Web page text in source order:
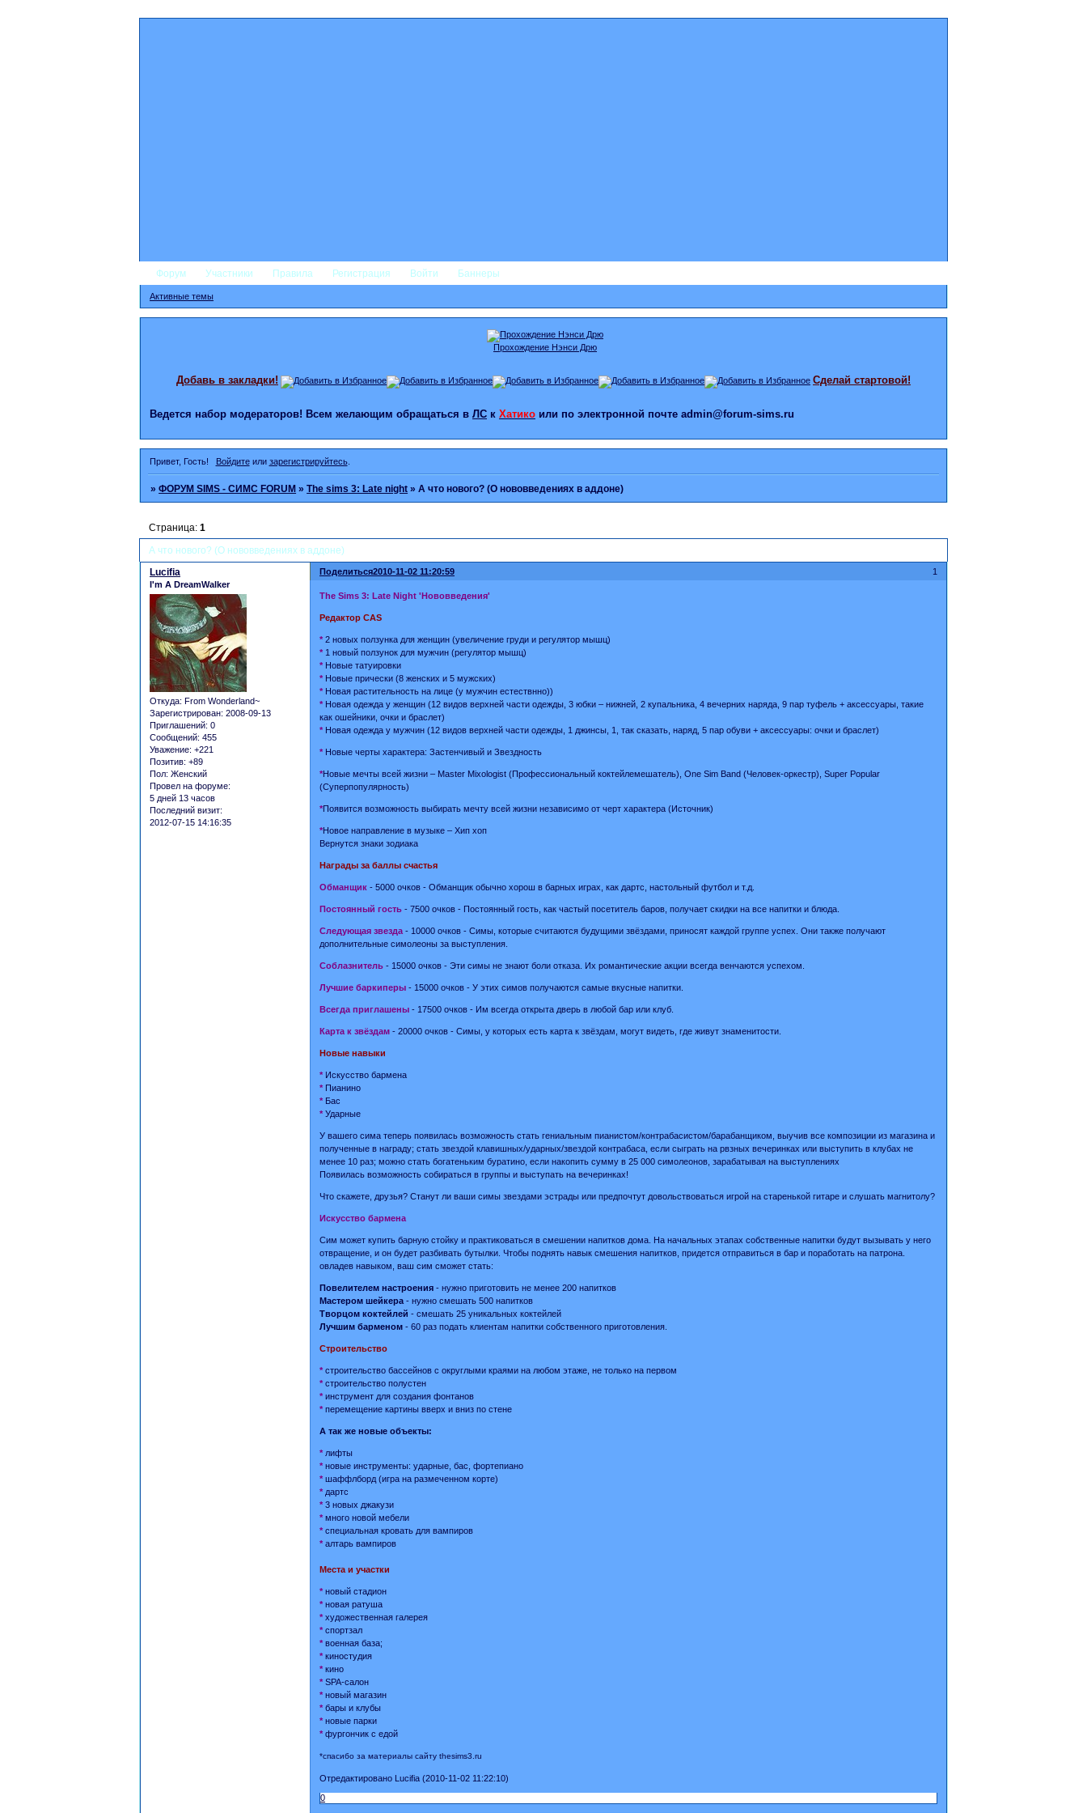
Форум Участники Правила Регистрация Войти Баннеры
Активные темы
Прохождение Нэнси Дрю
Добавь в закладки! Сделай стартовой!
Ведется набор модераторов! Всем желающим обращаться в ЛС к Хатико или по электронной почте admin@forum-sims.ru
Привет, Гость! Войдитеили зарегистрируйтесь.
»ФОРУМ SIMS - СИМС FORUM »The sims 3: Late night »А что нового? (О нововведениях в аддоне)
А что нового? (О нововведениях в аддоне)
Страница:1
Поделиться 1
2010-11-02 11:20:59
Lucifia
I'm A DreamWalker
Откуда: From Wonderland~
Зарегистрирован: 2008-09-13
Приглашений: 0
Сообщений: 455
Уважение: +221
Позитив: +89
Пол: Женский
Провел на форуме:
5 дней 13 часов
Последний визит:
2012-07-15 14:16:35
The Sims 3: Late Night 'Нововведения'
Редактор CAS
* 2 новых ползунка для женщин (увеличение груди и регулятор мышц)
* 1 новый ползунок для мужчин (регулятор мышц)
* Новые татуировки
* Новые прически (8 женских и 5 мужских)
* Новая растительность на лице (у мужчин естествнно))
* Новая одежда у женщин (12 видов верхней части одежды, 3 юбки – нижней, 2 купальника, 4 вечерних наряда, 9 пар туфель + аксессуары, такие
как ошейники, очки и браслет)
* Новая одежда у мужчин (12 видов верхней части одежды, 1 джинсы, 1, так сказать, наряд, 5 пар обуви + аксессуары: очки и браслет)
* Новые черты характера: Застенчивый и Звездность
*Новые мечты всей жизни – Master Mixologist (Профессиональный коктейлемешатель), One Sim Band (Человек-оркестр), Super Popular
(Суперпопулярность)
*Появится возможность выбирать мечту всей жизни независимо от черт характера (Источник)
*Новое направление в музыке – Хип хоп
Вернутся знаки зодиака
Награды за баллы счастья
Обманщик - 5000 очков - Обманщик обычно хорош в барных играх, как дартс, настольный футбол и т.д.
Постоянный гость - 7500 очков - Постоянный гость, как частый посетитель баров, получает скидки на все напитки и блюда.
Следующая звезда - 10000 очков - Симы, которые считаются будущими звёздами, приносят каждой группе успех. Они также получают
дополнительные симолеоны за выступления.
Соблазнитель - 15000 очков - Эти симы не знают боли отказа. Их романтические акции всегда венчаются успехом.
Лучшие баркиперы - 15000 очков - У этих симов получаются самые вкусные напитки.
Всегда приглашены - 17500 очков - Им всегда открыта дверь в любой бар или клуб.
Карта к звёздам - 20000 очков - Симы, у которых есть карта к звёздам, могут видеть, где живут знаменитости.
Новые навыки
* Искусство бармена
* Пианино
* Бас
* Ударные
У вашего сима теперь появилась возможность стать гениальным пианистом/контрабасистом/барабанщиком, выучив все композиции из магазина и
полученные в награду; стать звездой клавишных/ударных/звездой контрабаса, если сыграть на рвзных вечеринках или выступить в клубах не
менее 10 раз; можно стать богатеньким буратино, если накопить сумму в 25 000 симолеонов, зарабатывая на выступлениях
Появилась возможность собираться в группы и выступать на вечеринках!
Что скажете, друзья? Станут ли ваши симы звездами эстрады или предпочтут довольствоваться игрой на старенькой гитаре и слушать магнитолу?
Искусство бармена
Сим может купить барную стойку и практиковаться в смешении напитков дома. На начальных этапах собственные напитки будут вызывать у него
отвращение, и он будет разбивать бутылки. Чтобы поднять навык смешения напитков, придется отправиться в бар и поработать на патрона.
овладев навыком, ваш сим сможет стать:
Повелителем настроения - нужно приготовить не менее 200 напитков
Мастером шейкера - нужно смешать 500 напитков
Творцом коктейлей - смешать 25 уникальных коктейлей
Лучшим барменом - 60 раз подать клиентам напитки собственного приготовления.
Строительство
* строительство бассейнов с округлыми краями на любом этаже, не только на первом
* строительство полустен
* инструмент для создания фонтанов
* перемещение картины вверх и вниз по стене
А так же новые объекты:
* лифты
* новые инструменты: ударные, бас, фортепиано
* шаффлборд (игра на размеченном корте)
* дартс
* 3 новых джакузи
* много новой мебели
* специальная кровать для вампиров
* алтарь вампиров
Места и участки
* новый стадион
* новая ратуша
* художественная галерея
* спортзал
* военная база;
* киностудия
* кино
* SPA-салон
* новый магазин
* бары и клубы
* новые парки
* фургончик с едой
*спасибо за материалы сайту thesims3.ru
Отредактировано Lucifia (2010-11-02 11:22:10)
0